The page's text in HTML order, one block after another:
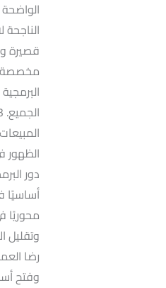
مخصصة
الظهور
دور
أساسيًا
محوريًا
وتقليل
رضا
وفتح